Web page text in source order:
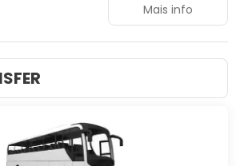
uma visita ao spa, que oferece
para o corpo e tratamentos
vai curtir as instalações
piscinas externas, quadras de tênis
Este hotel oferece
Wi-Fi de cortesia, sala de jogos e loja
em um de nossos 832 quartos com ar-
de tela plana. Os quartos possuem
Mais info